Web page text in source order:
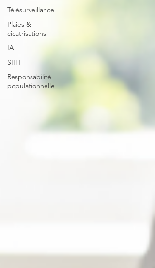
Télésurveillance
Plaies &
cicatrisations
IA
SIHT
Responsabilité
populationnelle